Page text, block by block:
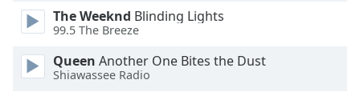
Color
Opacity
The Weeknd Blinding Lights
99.5 The Breeze
Queen Another One Bites the Dust
Shiawassee Radio